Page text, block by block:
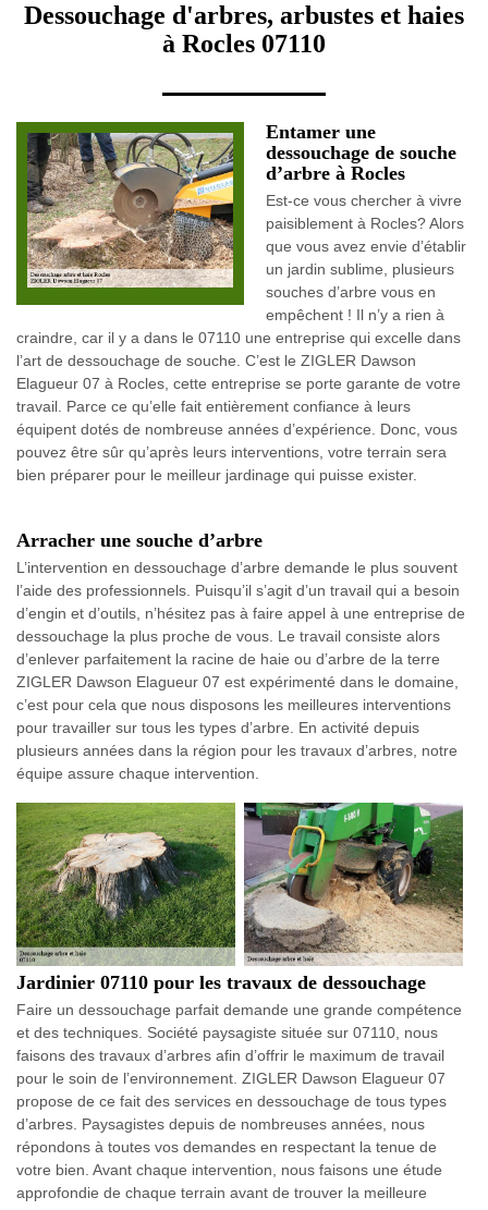
Dessouchage d'arbres, arbustes et haies
à Rocles 07110
Entamer une
dessouchage de souche
d’arbre à Rocles
Est-ce vous chercher à vivre
paisiblement à Rocles? Alors
que vous avez envie d’établir
un jardin sublime, plusieurs
souches d’arbre vous en
empêchent ! Il n’y a rien à
craindre, car il y a dans le 07110 une entreprise qui excelle dans
l’art de dessouchage de souche. C’est le ZIGLER Dawson
Elagueur 07 à Rocles, cette entreprise se porte garante de votre
travail. Parce ce qu’elle fait entièrement confiance à leurs
équipent dotés de nombreuse années d’expérience. Donc, vous
pouvez être sûr qu’après leurs interventions, votre terrain sera
bien préparer pour le meilleur jardinage qui puisse exister.
Arracher une souche d’arbre
L’intervention en dessouchage d’arbre demande le plus souvent
l’aide des professionnels. Puisqu’il s’agit d’un travail qui a besoin
d’engin et d’outils, n’hésitez pas à faire appel à une entreprise de
dessouchage la plus proche de vous. Le travail consiste alors
d’enlever parfaitement la racine de haie ou d’arbre de la terre
ZIGLER Dawson Elagueur 07 est expérimenté dans le domaine,
c’est pour cela que nous disposons les meilleures interventions
pour travailler sur tous les types d’arbre. En activité depuis
plusieurs années dans la région pour les travaux d’arbres, notre
équipe assure chaque intervention.
Jardinier 07110 pour les travaux de dessouchage
Faire un dessouchage parfait demande une grande compétence
et des techniques. Société paysagiste située sur 07110, nous
faisons des travaux d’arbres afin d’offrir le maximum de travail
pour le soin de l’environnement. ZIGLER Dawson Elagueur 07
propose de ce fait des services en dessouchage de tous types
d’arbres. Paysagistes depuis de nombreuses années, nous
répondons à toutes vos demandes en respectant la tenue de
votre bien. Avant chaque intervention, nous faisons une étude
approfondie de chaque terrain avant de trouver la meilleure